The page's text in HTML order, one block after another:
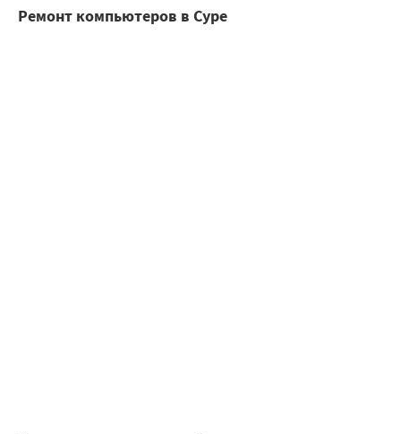
Ремонт компьютеров в Суре